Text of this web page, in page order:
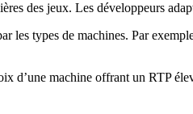
des jeux. Les développeurs
les types de machines. Par
d’une machine offrant un RTP